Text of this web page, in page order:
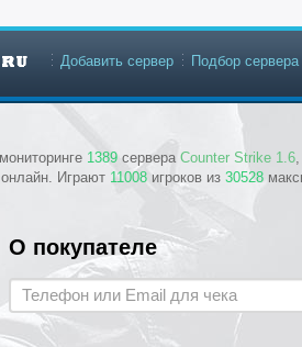
1389 сервера Counter Strike 1.6
Играют 11008 игроков из 30528
Добавить сервер Подбор сервера
О покупателе